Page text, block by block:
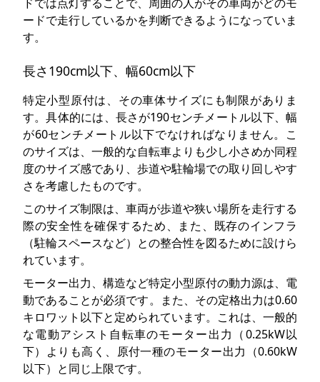
ードで走行しているかを判断できるようになっていま
す。
長さ190cm以下、幅60cm以下
特定小型原付は、その車体サイズにも制限がありま
す。具体的には、長さが190センチメートル以下、幅
が60センチメートル以下でなければなりません。こ
のサイズは、一般的な自転車よりも少し小さめか同程
度のサイズ感であり、歩道や駐輪場での取り回しやす
さを考慮したものです。
このサイズ制限は、車両が歩道や狭い場所を走行する
際の安全性を確保するため、また、既存のインフラ
（駐輪スペースなど）との整合性を図るために設けら
れています。
モーター出力、構造など特定小型原付の動力源は、電
動であることが必須です。また、その定格出力は0.60
キロワット以下と定められています。これは、一般的
な電動アシスト自転車のモーター出力（0.25kW以
下）よりも高く、原付一種のモーター出力（0.60kW
以下）と同じ上限です。